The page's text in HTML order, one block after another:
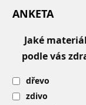
ANKETA
Jaké
podle vás
dřevo
zdivo